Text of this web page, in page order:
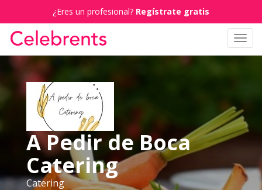
¿Eres un profesional? Regístrate gratis
A Pedir de Boca
Catering
Catering